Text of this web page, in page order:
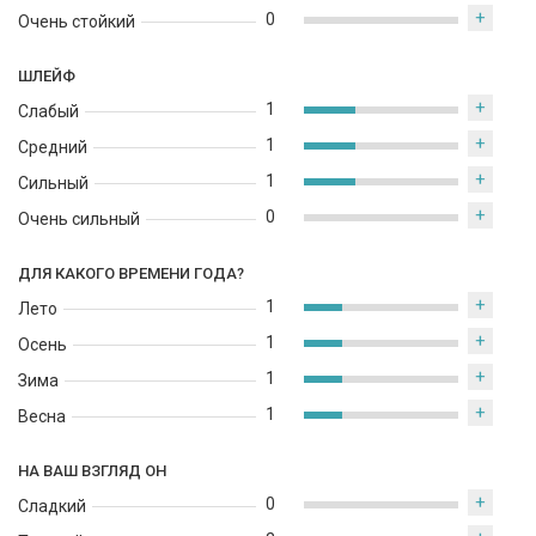
Очень стойкий
0 +
ШЛЕЙФ
Слабый
Средний
Сильный
Очень сильный
1 +
1 +
1 +
0 +
ДЛЯ КАКОГО ВРЕМЕНИ ГОДА?
Лето
Осень
Зима
Весна
1 +
1 +
1 +
1 +
НА ВАШ ВЗГЛЯД ОН
Сладкий
0 +